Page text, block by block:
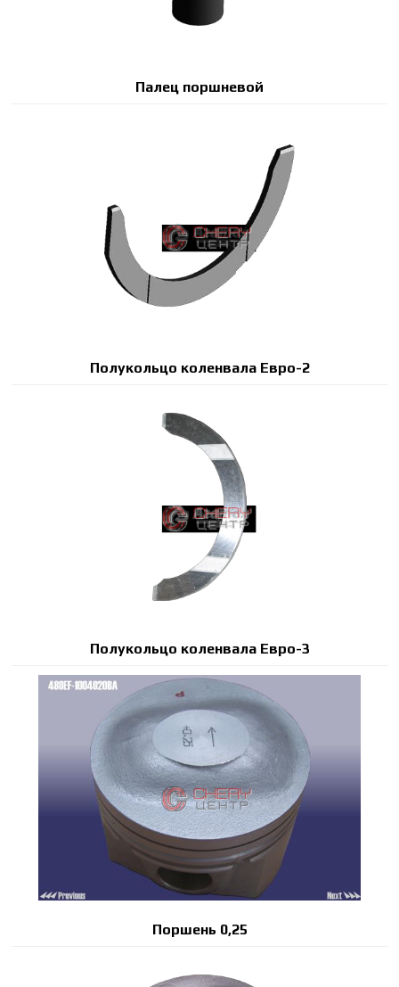
Палец поршневой
Полукольцо коленвала Евро-2
Полукольцо коленвала Евро-3
Поршень 0,25